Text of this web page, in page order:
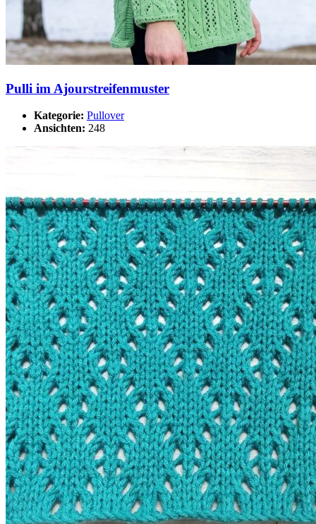
Pulli im Ajourstreifenmuster
Kategorie: Pullover
Ansichten: 248